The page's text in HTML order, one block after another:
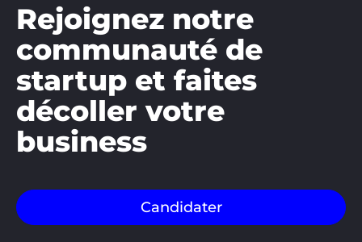
Rejoignez notre
communauté de
startup et faites
décoller votre
business
Candidater